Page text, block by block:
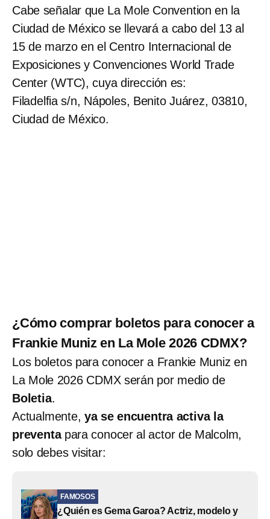
Cabe señalar que La Mole Convention en la
Ciudad de México se llevará a cabo del 13 al
15 de marzo en el Centro Internacional de
Exposiciones y Convenciones World Trade
Center (WTC), cuya dirección es:
Filadelfia s/n, Nápoles, Benito Juárez, 03810,
Ciudad de México.
¿Cómo comprar boletos para conocer a
Frankie Muniz en La Mole 2026 CDMX?
Los boletos para conocer a Frankie Muniz en
La Mole 2026 CDMX serán por medio de
Boletia.
Actualmente, ya se encuentra activa la
preventapara conocer al actor de Malcolm,
solo debes visitar:
FAMOSOS
¿Quién es Gema Garoa? Actriz, modelo y